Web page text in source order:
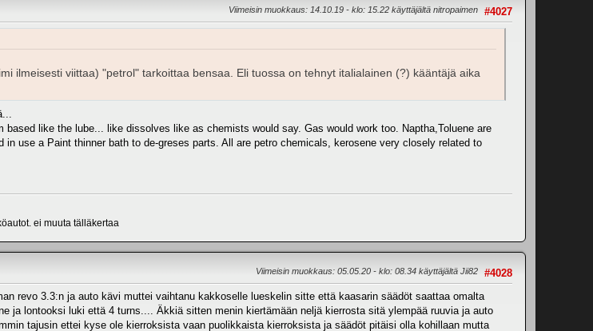
#4027
Viimeisin muokkaus: 14.10.19 - klo: 15.22 käyttäjältä nitropaimen
ilmeisesti viittaa) "petrol" tarkoittaa bensaa. Eli tuossa on tehnyt italialainen (?) kääntäjä aika
based like the lube... like dissolves like as chemists would say. Gas would work too. Naptha,Toluene are
in use a Paint thinner bath to de-greses parts. All are petro chemicals, kerosene very closely related to
ei muuta tälläkertaa
#4028
Viimeisin muokkaus: 05.05.20 - klo: 08.34 käyttäjältä Jii82
revo 3.3:n ja auto kävi muttei vaihtanu kakkoselle lueskelin sitte että kaasarin säädöt saattaa omalta
ja lontooksi luki että 4 turns.... Äkkiä sitten menin kiertämään neljä kierrosta sitä ylempää ruuvia ja auto
tajusin ettei kyse ole kierroksista vaan puolikkaista kierroksista ja säädöt pitäisi olla kohillaan mutta